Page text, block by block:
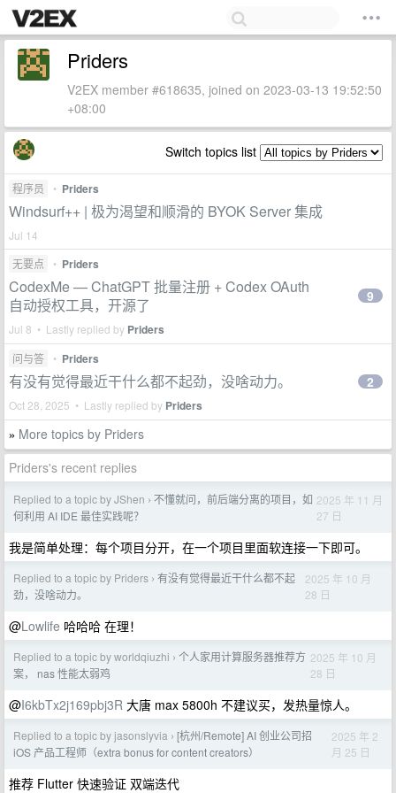
Priders
V2EX member #618635, joined on 2023-03-13 19:52:50
+08:00
Switch topics list
程序员 • Priders
Windsurf++ | 极为渴望和顺滑的 BYOK Server 集成
Jul 14
无要点
• Priders
CodexMe — ChatGPT 批量注册 + Codex OAuth
自动授权工具，开源了
Jul 8 • Lastly replied by Priders
9
问与答 • Priders
有没有觉得最近干什么都不起劲，没啥动力。
Oct 28, 2025 • Lastly replied by Priders
2
» More topics by Priders
Priders's recent replies
Replied to a topic by JShen › 不懂就问，前后端分离的项目，如
何利用 AI IDE 最佳实践呢？
2025 年 11 月
27 日
我是简单处理：每个项目分开，在一个项目里面软连接一下即可。
Replied to a topic by Priders › 有没有觉得最近干什么都不起
劲，没啥动力。
2025 年 10 月
28 日
@Lowlife 哈哈哈 在理！
Replied to a topic by worldqiuzhi › 个人家用计算服务器推荐方
案， nas 性能太弱鸡
2025 年 10 月
28 日
@I6kbTx2j169pbj3R 大唐 max 5800h 不建议买，发热量惊人。
Replied to a topic by jasonslyvia › [杭州/Remote] AI 创业公司招
iOS 产品工程师（extra bonus for content creators）
2025 年 2
月 25 日
推荐 Flutter 快速验证 双端迭代